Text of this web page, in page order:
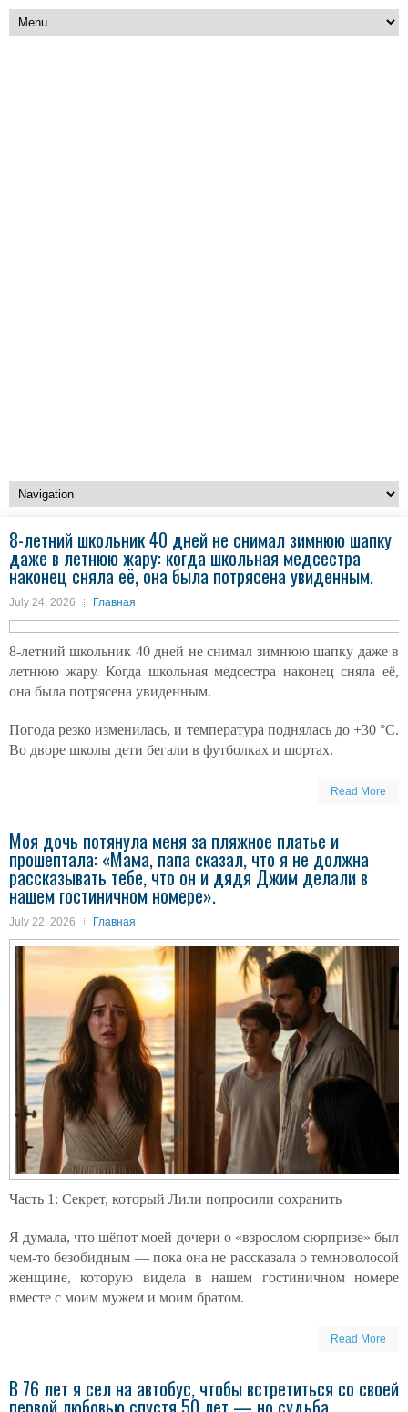
8-летний школьник 40 дней не снимал зимнюю шапку
даже в летнюю жару: когда школьная медсестра
наконец сняла её, она была потрясена увиденным.
July 24, 2026 Главная
8-летний школьник 40 дней не снимал зимнюю шапку даже в
летнюю жару. Когда школьная медсестра наконец сняла её,
она была потрясена увиденным.
Погода резко изменилась, и температура поднялась до +30 °C.
Во дворе школы дети бегали в футболках и шортах.
Read More
Моя дочь потянула меня за пляжное платье и
прошептала: «Мама, папа сказал, что я не должна
рассказывать тебе, что он и дядя Джим делали в
нашем гостиничном номере».
July 22, 2026 Главная
Часть 1: Секрет, который Лили попросили сохранить
Я думала, что шёпот моей дочери о «взрослом сюрпризе» был
чем-то безобидным — пока она не рассказала о темноволосой
женщине, которую видела в нашем гостиничном номере
вместе с моим мужем и моим братом.
Read More
В 76 лет я сел на автобус, чтобы встретиться со своей
первой любовью спустя 50 лет — но судьба